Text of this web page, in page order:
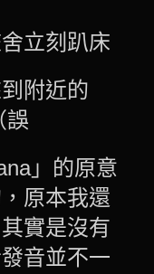
立刻趴床
附近的
誤
」的原意
原本我還
實是沒有
音並不一